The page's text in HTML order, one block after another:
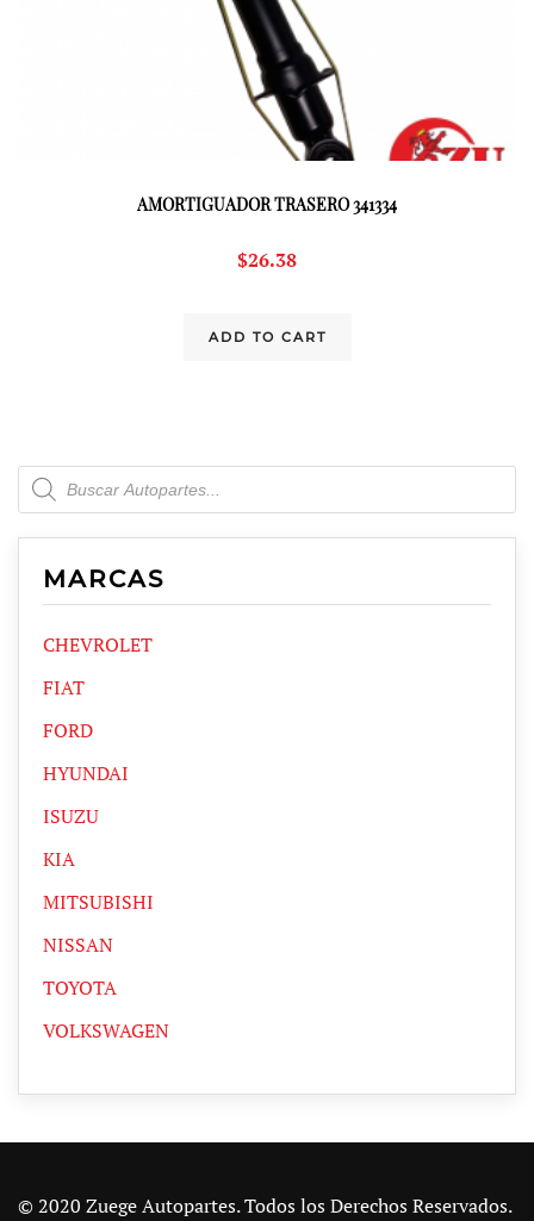
AMORTIGUADOR TRASERO 341334
$26.38
ADD TO CART
Products
search
MARCAS
CHEVROLET
FIAT
FORD
HYUNDAI
ISUZU
KIA
MITSUBISHI
NISSAN
TOYOTA
VOLKSWAGEN
© 2020 Zuege Autopartes. Todos los Derechos Reservados.